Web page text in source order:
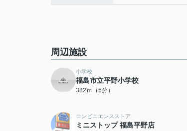
周辺施設
小学校
福島市立平野小学校
382ｍ（5分）
コンビニエンスストア
ミニストップ 福島平野店